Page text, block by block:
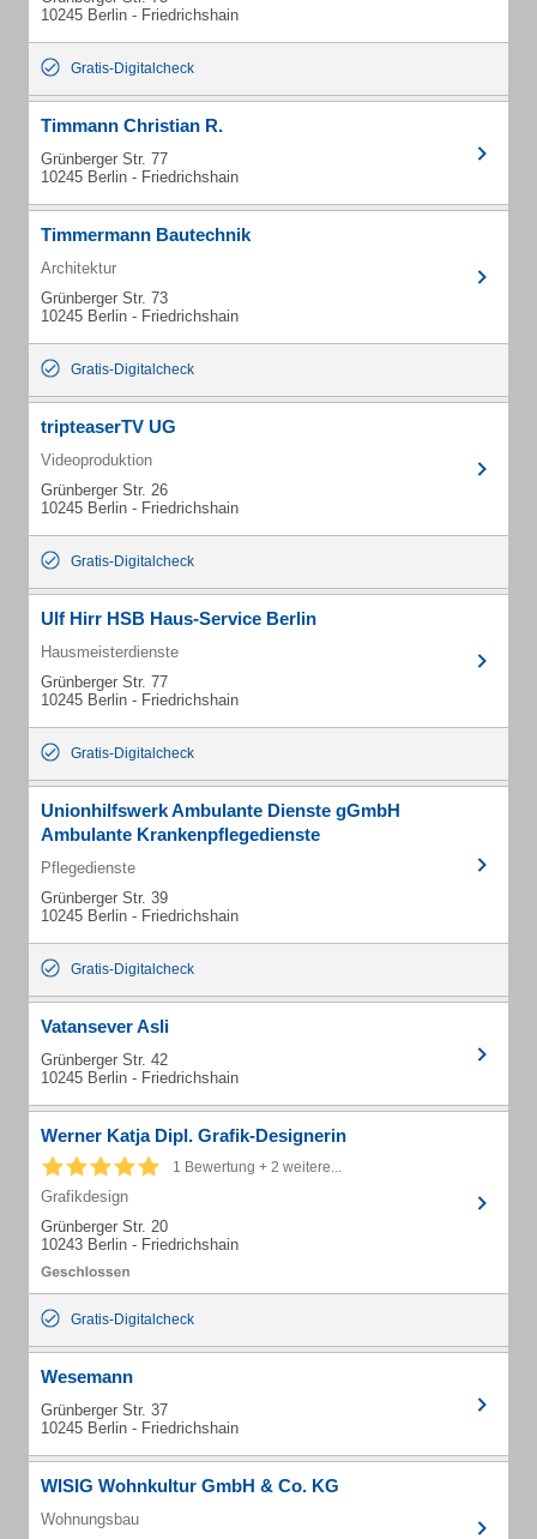
10245 Berlin - Friedrichshain
Gratis-Digitalcheck
Timmann Christian R.
Grünberger Str. 77
10245 Berlin - Friedrichshain
Timmermann Bautechnik
Architektur
Grünberger Str. 73
10245 Berlin - Friedrichshain
Gratis-Digitalcheck
tripteaserTV UG
Videoproduktion
Grünberger Str. 26
10245 Berlin - Friedrichshain
Gratis-Digitalcheck
Ulf Hirr HSB Haus-Service Berlin
Hausmeisterdienste
Grünberger Str. 77
10245 Berlin - Friedrichshain
Gratis-Digitalcheck
Unionhilfswerk Ambulante Dienste gGmbH
Ambulante Krankenpflegedienste
Pflegedienste
Grünberger Str. 39
10245 Berlin - Friedrichshain
Gratis-Digitalcheck
Vatansever Asli
Grünberger Str. 42
10245 Berlin - Friedrichshain
Werner Katja Dipl. Grafik-Designerin
1 Bewertung + 2 weitere...
Grafikdesign
Grünberger Str. 20
10243 Berlin - Friedrichshain
Gratis-Digitalcheck
Wesemann
Grünberger Str. 37
10245 Berlin - Friedrichshain
WISIG Wohnkultur GmbH & Co. KG
Wohnungsbau